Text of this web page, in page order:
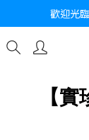
歡迎光
【